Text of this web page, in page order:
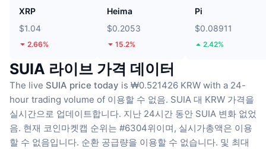
XRP
$1.04
2.66%
Heima
$0.2053
15.2%
Pi
$0.08911
2.42%
SUIA 라이브 가격 데이터
The live SUIA price today is ₩0.521426 KRW with a 24-
hour trading volume of 이용할 수 없음. SUIA 대 KRW 가격을
실시간으로 업데이트합니다. 지난 24시간 동안 SUIA 변화 없었
음. 현재 코인마켓캡 순위는 #6304위이며, 실시가총액은 이용
할 수 없음입니다. 순환 공급량을 이용할 수 없습니다. 및 최대